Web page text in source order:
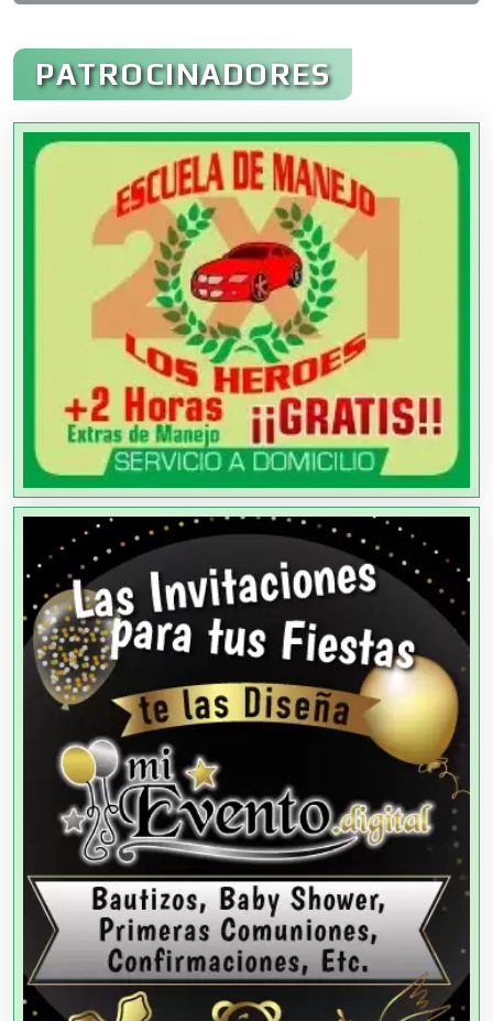
Administración de Empresas
Agencias Aduanales
Agencias de Autos
Agencias de Cobranza
Agencias de Colocación
Agencias de Modelos
Agencias de Publicidad
Agencias de Viajes
Agricultores
Agricultura y Ganadería
Agua Purificada
Aire Acondicionado
PATROCINADORES